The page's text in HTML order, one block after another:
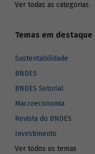
Ver todas as categorias
Temas em destaque
Sustentabilidade
BNDES
BNDES Setorial
Macroeconomia
Revista do BNDES
Investimento
Ver todos os temas